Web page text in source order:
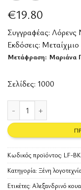
€19.80
Συγγραφέας: Λόρενς
Εκδόσεις: Μεταίχμιο
Μετάφραση: Μαριάνα
Σελίδες: 1000
Κωδικός προϊόντος: LF-
Κατηγορία: Ξένη
Ετικέτες: Αλεξανδρινό